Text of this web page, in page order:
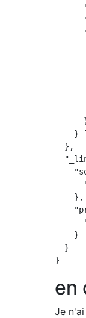
    } ]
  },
    },
    }
  }
en
Je